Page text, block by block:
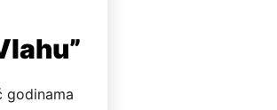
godinama